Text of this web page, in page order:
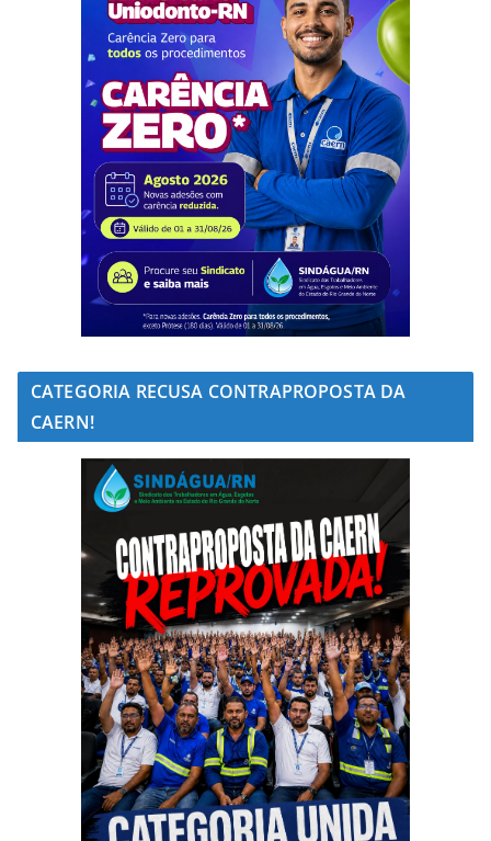
CATEGORIA RECUSA CONTRAPROPOSTA DA
CAERN!